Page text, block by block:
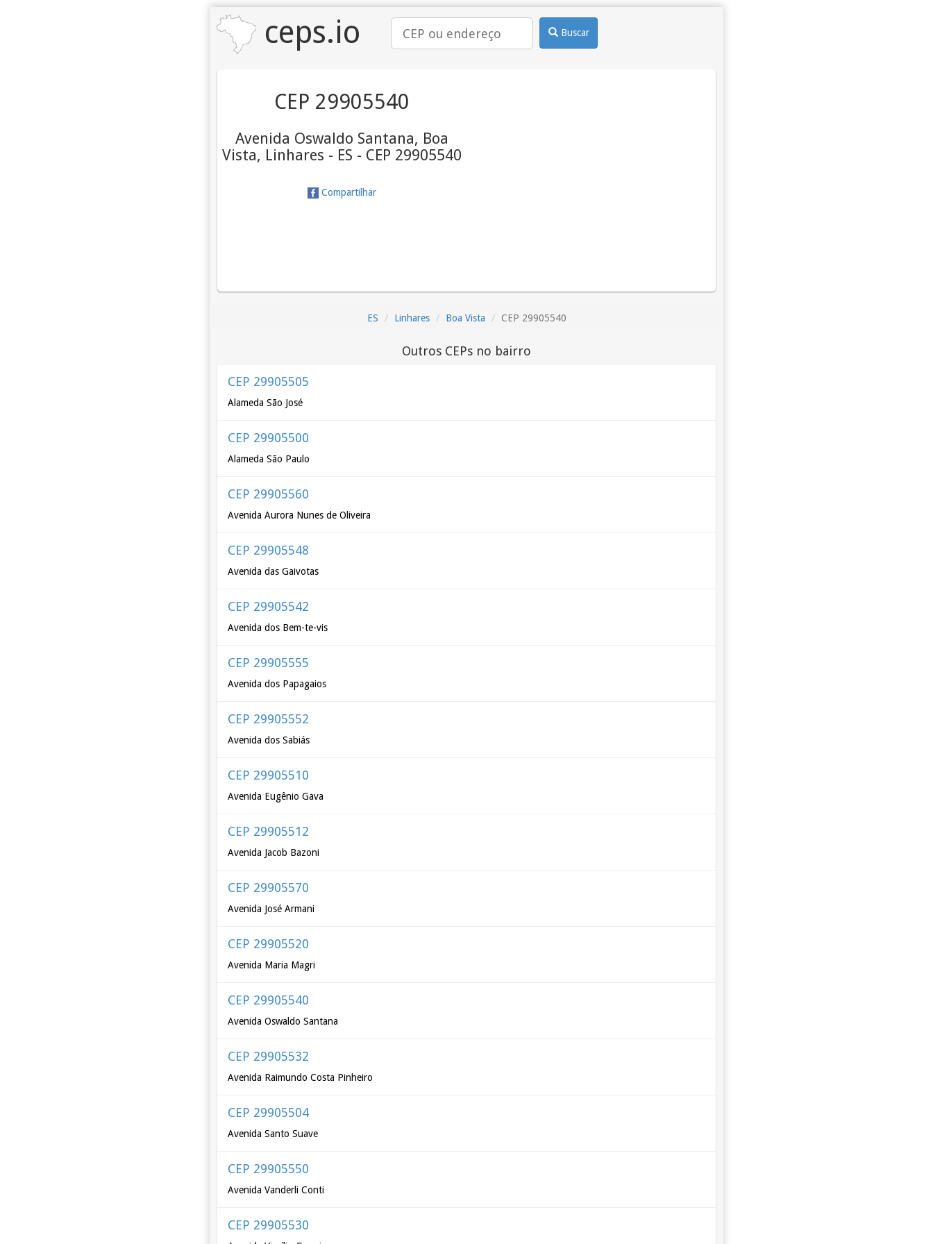
ceps.io Buscar
CEP 29905540
Avenida Oswaldo Santana, Boa
Vista, Linhares - ES - CEP 29905540
Compartilhar
ES Linhares Boa Vista CEP 29905540
Outros CEPs no bairro
CEP 29905505
Alameda São José
CEP 29905500
Alameda São Paulo
CEP 29905560
Avenida Aurora Nunes de Oliveira
CEP 29905548
Avenida das Gaivotas
CEP 29905542
Avenida dos Bem-te-vis
CEP 29905555
Avenida dos Papagaios
CEP 29905552
Avenida dos Sabiás
CEP 29905510
Avenida Eugênio Gava
CEP 29905512
Avenida Jacob Bazoni
CEP 29905570
Avenida José Armani
CEP 29905520
Avenida Maria Magri
CEP 29905540
Avenida Oswaldo Santana
CEP 29905532
Avenida Raimundo Costa Pinheiro
CEP 29905504
Avenida Santo Suave
CEP 29905550
Avenida Vanderli Conti
CEP 29905530